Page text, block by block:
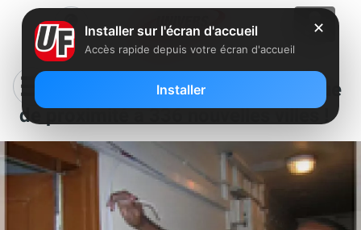
Free étend son assistance technique
de proximité à 336 nouvelles villes !
✕
Installer sur l'écran d'accueil
Accès rapide depuis votre écran d'accueil
Installer